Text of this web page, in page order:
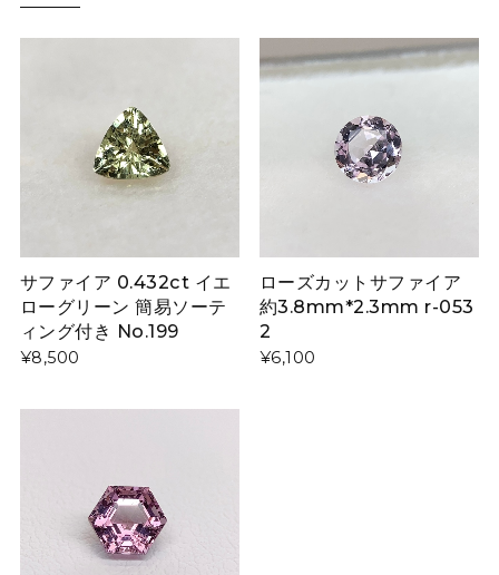
サファイア 0.432ct イエ
ローグリーン 簡易ソーテ
ィング付き No.199
¥8,500
ローズカットサファイア
約3.8mm*2.3mm r-053
2
¥6,100